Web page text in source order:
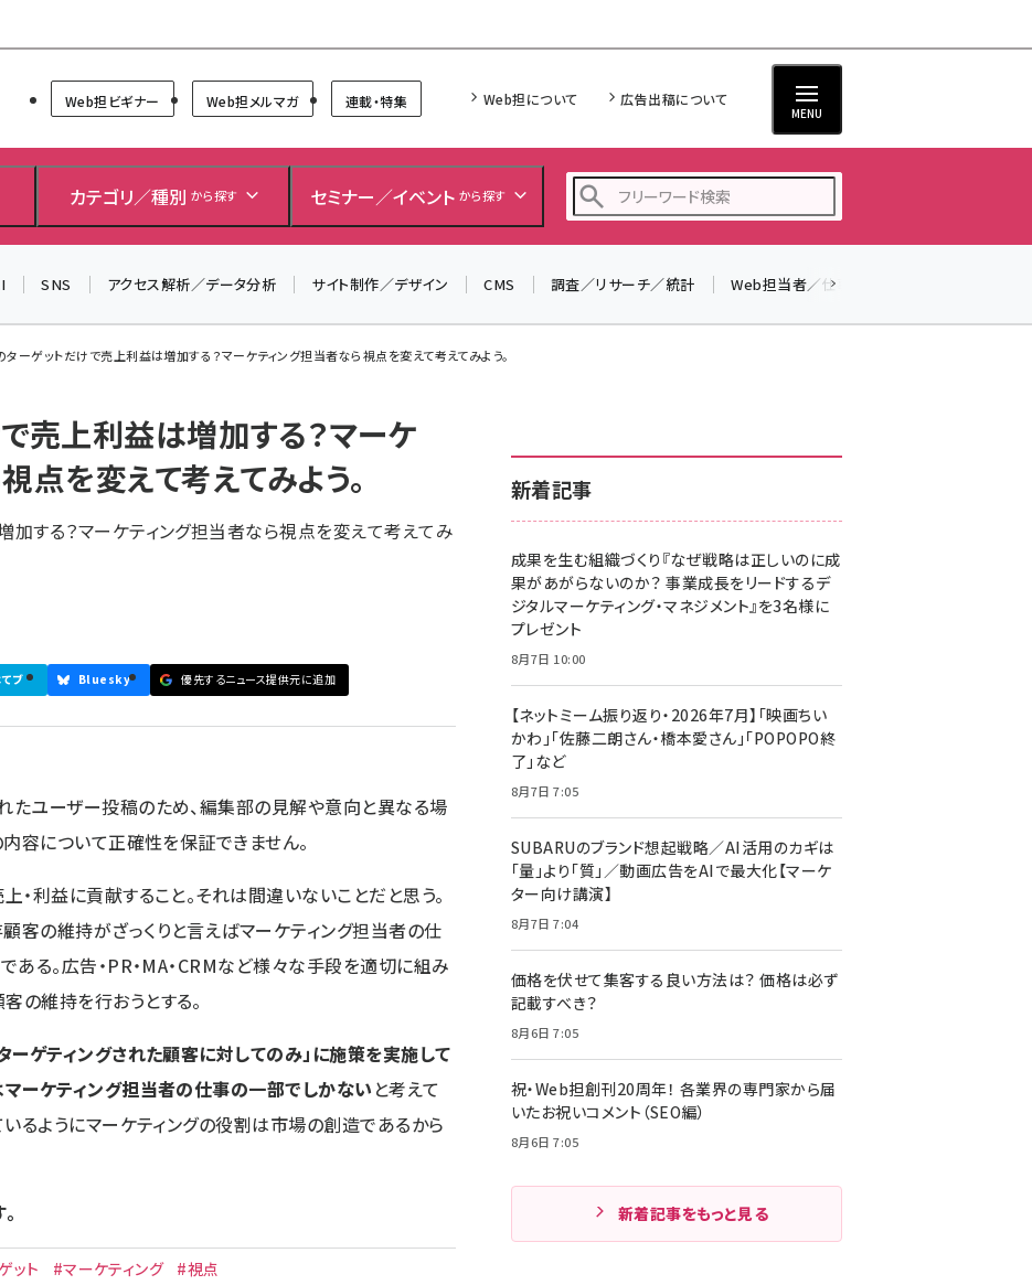
当者Forum
Web担ビギナー Web担メルマガ 連載・特集 Web担について 広告出稿について
MENU
カテゴリ／種別 から探す セミナー／イベント から探す
z世代 (1623)
meo (1277)
llmo (1166)
SNS アクセス解析／データ分析 サイト制作／デザイン CMS 調査／リサーチ／統計 Web担当者／仕事
ターゲットだけで売上利益は増加する？マーケティング担当者なら視点を変えて考えてみよう。
売上利益は増加する？マーケ
点を変えて考えてみよう。
加する？マーケティング担当者なら視点を変えて考えてみ
ブ Bluesky 優先するニュース提供元に追加
たユーザー投稿のため、編集部の見解や意向と異なる場
容について正確性を保証できません。
・利益に貢献すること。それは間違いないことだと思う。
客の維持がざっくりと言えばマーケティング担当者の仕
ある。広告・PR・MA・CRMなど様々な手段を適切に組み
の維持を行おうとする。
ーゲティングされた顧客に対してのみ」に施策を実施して
マーケティング担当者の仕事の一部でしかない と考えて
いるようにマーケティングの役割は市場の創造であるから
ット #マーケティング #視点
新着記事
成果を生む組織づくり『なぜ戦略は正しいのに成
果があがらないのか？ 事業成長をリードするデ
ジタルマーケティング・マネジメント』を3名様に
プレゼント
8月7日 10:00
【ネットミーム振り返り・2026年7月】「映画ちい
かわ」「佐藤二朗さん・橋本愛さん」「POPOPO終
了」など
8月7日 7:05
SUBARUのブランド想起戦略／AI活用のカギは
「量」より「質」／動画広告をAIで最大化【マーケ
ター向け講演】
8月7日 7:04
価格を伏せて集客する良い方法は？ 価格は必ず
記載すべき？
8月6日 7:05
祝・Web担創刊20周年！ 各業界の専門家から届
いたお祝いコメント（SEO編）
8月6日 7:05
新着記事をもっと見る
＼ 8月27日開催、申し込み受付中！ ／
生成AIをマーケティング等に活用するための考え方を学べ
るセミナーイベント「生成AI × マーケティング フォーラム
2026」開催！
▼申し込みはこちらから▼